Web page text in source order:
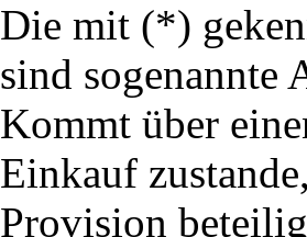
Die mit (*)
sind
Kommt über
Einkauf
Provision